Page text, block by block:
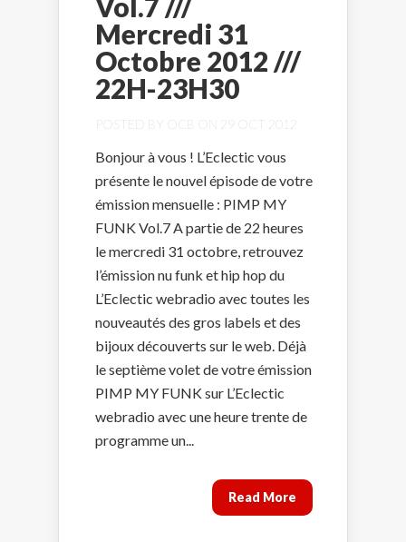
Mercredi 31
Octobre 2012 ///
22H-23H30
POSTED BY OCB ON 29 OCT 2012
Bonjour à vous ! L’Eclectic vous
présente le nouvel épisode de votre
émission mensuelle : PIMP MY
FUNK Vol.7 A partie de 22 heures
le mercredi 31 octobre, retrouvez
l’émission nu funk et hip hop du
L’Eclectic webradio avec toutes les
nouveautés des gros labels et des
bijoux découverts sur le web. Déjà
le septième volet de votre émission
PIMP MY FUNK sur L’Eclectic
webradio avec une heure trente de
programme un...
Read More